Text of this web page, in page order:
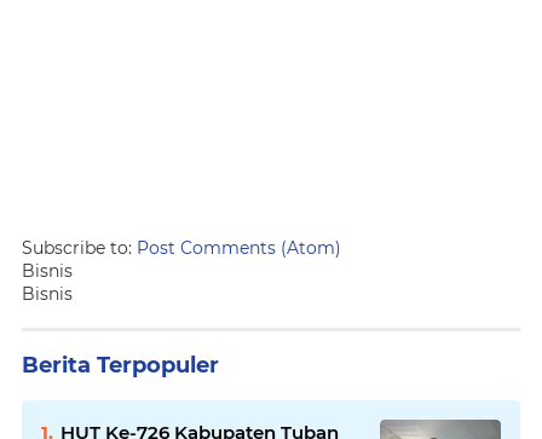
Subscribe to: Post Comments (Atom)
Bisnis
Bisnis
Berita Terpopuler
HUT Ke-726 Kabupaten Tuban